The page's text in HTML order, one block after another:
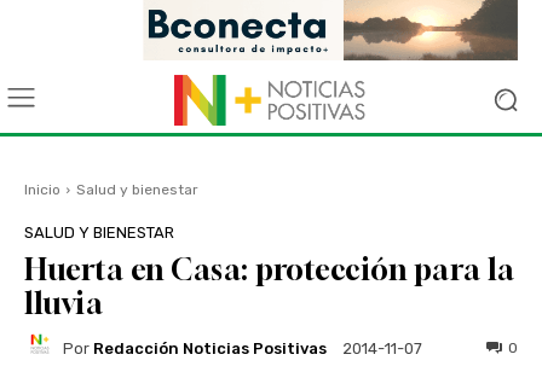
Inicio Salud y bienestar
SALUD Y BIENESTAR
Huerta en Casa: protección para la
lluvia
Por Redacción Noticias Positivas 2014-11-07 0